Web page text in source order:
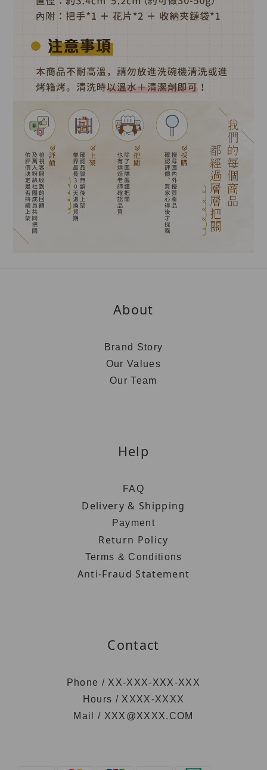
About
Brand Story
Our Values
Our Team
Help
FAQ
Delivery & Shipping
Payment
Return Policy
Terms & Conditions
Anti-Fraud Statement
Contact
Phone / XX-XXX-XXX-XXX
Hours / XXXX-XXXX
Mail / XXX@XXXX.COM